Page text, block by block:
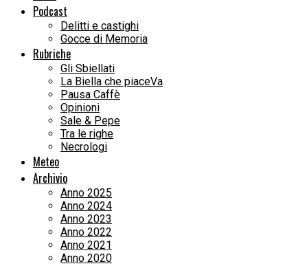
Podcast
Delitti e castighi
Gocce di Memoria
Rubriche
Gli Sbiellati
La Biella che piaceVa
Pausa Caffè
Opinioni
Sale & Pepe
Tra le righe
Necrologi
Meteo
Archivio
Anno 2025
Anno 2024
Anno 2023
Anno 2022
Anno 2021
Anno 2020